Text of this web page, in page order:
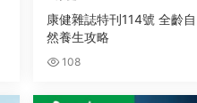
康健雜誌特刊114號 全齡自
然養生攻略
108